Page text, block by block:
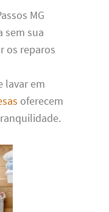
MG
sem sua
os reparos
lavar em
oferecem